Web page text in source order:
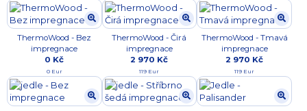
ThermoWood - Bez
impregnace
0 Kč
0 Eur
ThermoWood - Čirá
impregnace
2 970 Kč
119 Eur
ThermoWood - Tmavá
impregnace
2 970 Kč
119 Eur